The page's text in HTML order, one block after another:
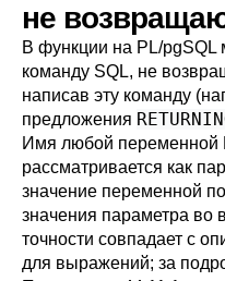
не
В функции на PL/pgSQL
команду SQL, не
написав эту команду
предложения
Имя любой переменной
рассматривается как
значение переменной
значения параметра во
точности совпадает с
для выражений; за